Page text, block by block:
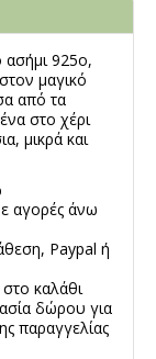
ασήμι 925ο,
μαγικό
από τα
στο χέρι
μικρά και
αγορές άνω
Paypal ή
καλάθι
δώρου για
παραγγελίας